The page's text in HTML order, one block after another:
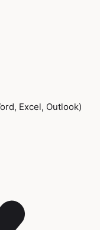
Excel, Outlook)